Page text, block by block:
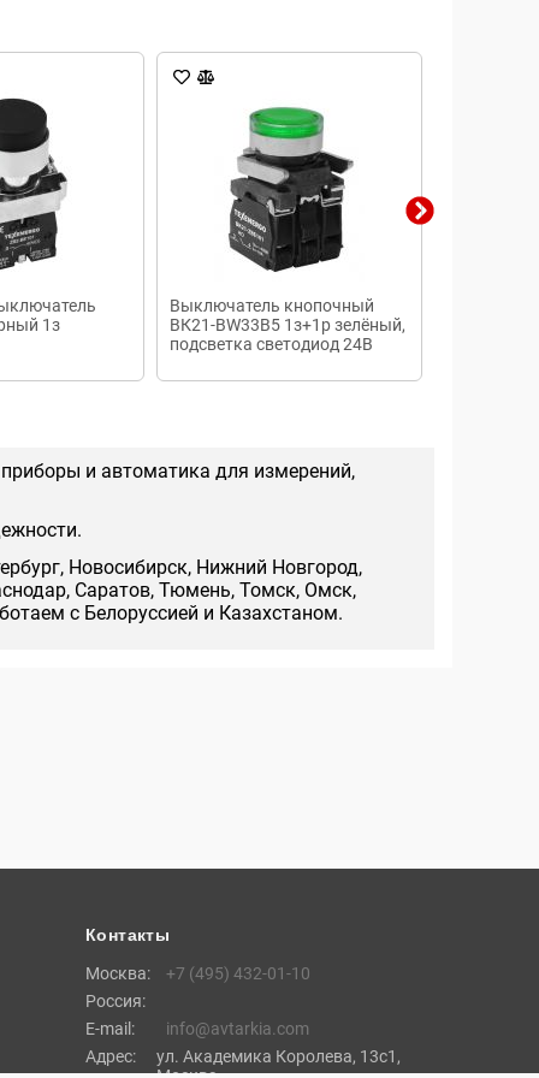
1з
Выключатель кнопочный
ВК21-ВW33B5 1з+1р зелёный,
подсветка светодиод 24В
и автоматика для измерений,
Новосибирск, Нижний Новгород,
Саратов, Тюмень, Томск, Омск,
с Белоруссией и Казахстаном.
Контакты
Москва:
+7 (495) 432-01-10
Россия:
E-mail:
info@avtarkia.com
Адрес:
ул. Академика Королева, 13с1,